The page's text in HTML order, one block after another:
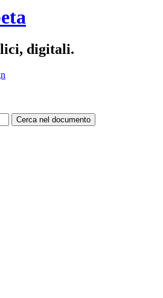
digitali.
Cerca nel documento